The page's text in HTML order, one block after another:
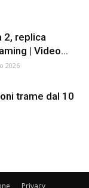
2, replica
| Video...
2026
trame dal 10
Privacy